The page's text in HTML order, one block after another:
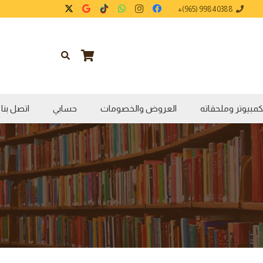
99840388 (965)+
وملحقاته العروض والخصومات حسابي اتصل بنا